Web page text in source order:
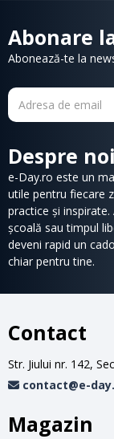
Abonare
Abonează-te la
Despre noi
e-Day.ro este un
utile pentru fiecare
practice și
școală sau timpul
deveni rapid un
chiar pentru tine.
Contact
Str. Jiului nr. 142,
contact@e-
Magazin